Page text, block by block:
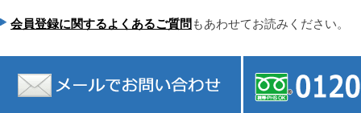
会員登録に関するよくあるご質問もあわせてお読みください。